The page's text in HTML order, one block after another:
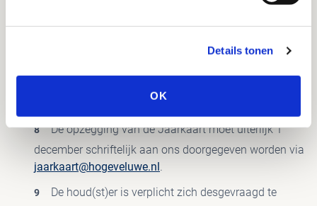
Details tonen
OK
uit de bevestigingsmail in combinatie met een geldig
legitimatiebewijs.
Bij aanschaf van de Jaarkaart(en) ben je akkoord
opzegging jaarlijks verlengd.
De opzegging van de Jaarkaart moet uiterlijk 1
december schriftelijk aan ons doorgegeven worden via
jaarkaart@hogeveluwe.nl.
De houd(st)er is verplicht zich desgevraagd te